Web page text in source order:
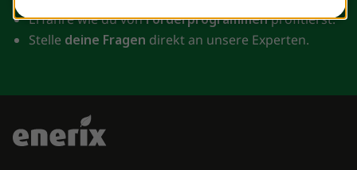
Erfahre wie du vonFörderprogrammenprofitierst.
Stelle deine Fragen direkt an unsere Experten.